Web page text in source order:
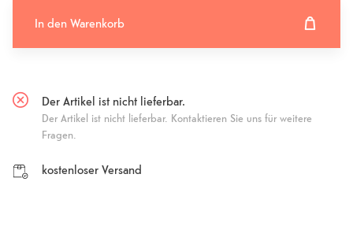
In den Warenkorb
Der Artikel ist nicht lieferbar.
Der Artikel ist nicht lieferbar. Kontaktieren Sie uns für weitere
Fragen.
kostenloser Versand